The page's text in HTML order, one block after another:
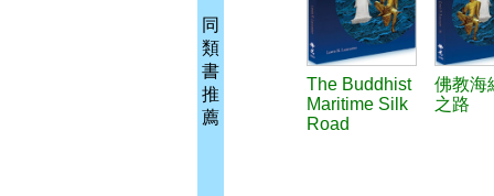
同
類
書
推
薦
The Buddhist
Maritime Silk
Road
佛教海
之路